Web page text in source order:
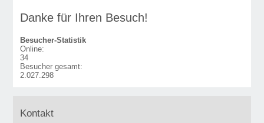
Danke für Ihren Besuch!
Besucher-Statistik
Online:
34
Besucher gesamt:
2.027.298
Kontakt